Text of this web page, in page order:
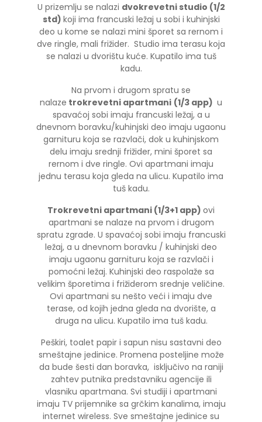
U prizemlju se nalazi dvokrevetni studio (1/2
std) koji ima francuski ležaj u sobi i kuhinjski
deo u kome se nalazi mini šporet sa rernom i
dve ringle, mali frižider. Studio ima terasu koja
se nalazi u dvorištu kuće. Kupatilo ima tuš
kadu.
Na prvom i drugom spratu se
nalaze trokrevetni apartmani (1/3 app) u
spavaćoj sobi imaju francuski ležaj, a u
dnevnom boravku/kuhinjski deo imaju ugaonu
garnituru koja se razvlači, dok u kuhinjskom
delu imaju srednji frižider, mini šporet sa
rernom i dve ringle. Ovi apartmani imaju
jednu terasu koja gleda na ulicu. Kupatilo ima
tuš kadu.
Trokrevetni apartmani (1/3+1 app) ovi
apartmani se nalaze na prvom i drugom
spratu zgrade. U spavaćoj sobi imaju francuski
ležaj, a u dnevnom boravku / kuhinjski deo
imaju ugaonu garnituru koja se razvlači i
pomoćni ležaj. Kuhinjski deo raspolaže sa
velikim šporetima i frižiderom srednje veličine.
Ovi apartmani su nešto veći i imaju dve
terase, od kojih jedna gleda na dvorište, a
druga na ulicu. Kupatilo ima tuš kadu.
Peškiri, toalet papir i sapun nisu sastavni deo
smeštajne jedinice. Promena posteljine može
da bude šesti dan boravka, isključivo na raniji
zahtev putnika predstavniku agencije ili
vlasniku apartmana. Svi studiji i apartmani
imaju TV prijemnike sa grčkim kanalima, imaju
internet wireless. Sve smeštajne jedinice su